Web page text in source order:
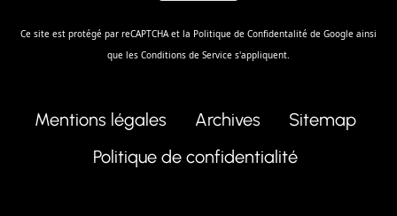
Ce site est protégé par reCAPTCHA et la Politique de Confidentalité de Google ainsi
que les Conditions de Service s'appliquent.
Mentions légales Archives
Sitemap
Politique de confidentialité